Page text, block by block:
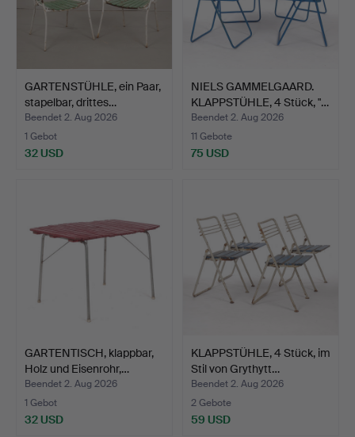
GARTENSTÜHLE, ein Paar,
stapelbar, drittes…
Beendet 2. Aug 2026
1 Gebot
32 USD
NIELS GAMMELGAARD.
KLAPPSTÜHLE, 4 Stück, "…
Beendet 2. Aug 2026
11 Gebote
75 USD
GARTENTISCH, klappbar,
Holz und Eisenrohr,…
Beendet 2. Aug 2026
1 Gebot
32 USD
KLAPPSTÜHLE, 4 Stück, im
Stil von Grythytt…
Beendet 2. Aug 2026
2 Gebote
59 USD